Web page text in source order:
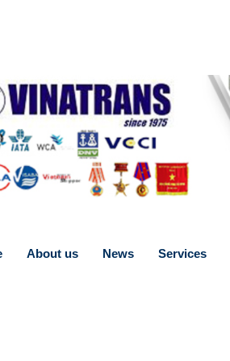
About us News Services